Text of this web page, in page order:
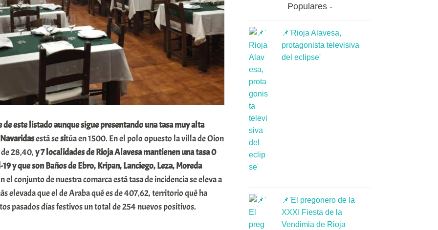
este listado aunque sigue presentando una tasa muy alta
está sesitúa en 1500. En el polo opuesto la villa de Oion
28,40,y 7 localidades de Rioja Alavesa mantienen una tasa 0
y que son Baños de Ebro, Kripan, Lanciego, Leza, Moreda
el conjunto de nuestra comarca está tasa de incidencia se eleva a
elevada que el de Araba qué es de 407,62, territorio qué ha
pasados días festivos un total de 254 nuevos positivos.
Populares
📌'Rioja Alavesa,
protagonista televisiva
del eclipse'
📌'El pregonero de la
XXXI Fiesta de la
Vendimia de Rioja